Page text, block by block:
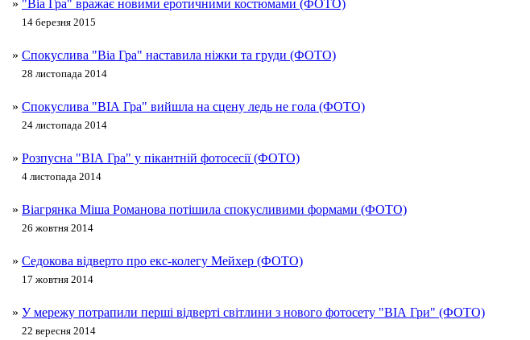
» "Віа Гра" вражає новими еротичними костюмами (ФОТО)
14 березня 2015
» Спокуслива "Віа Гра" наставила ніжки та груди (ФОТО)
28 листопада 2014
» Спокуслива "ВІА Гра" вийшла на сцену ледь не гола (ФОТО)
24 листопада 2014
» Розпусна "ВІА Гра" у пікантній фотосесії (ФОТО)
4 листопада 2014
» Віагрянка Міша Романова потішила спокусливими формами (ФОТО)
26 жовтня 2014
» Седокова відверто про екс-колегу Мейхер (ФОТО)
17 жовтня 2014
» У мережу потрапили перші відверті світлини з нового фотосету "ВІА Гри" (ФОТО)
22 вересня 2014